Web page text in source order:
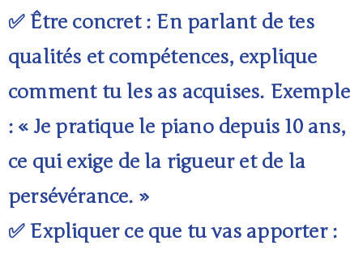
✅ Être concret : En parlant de tes
qualités et compétences, explique
comment tu les as acquises. Exemple
: « Je pratique le piano depuis 10 ans,
ce qui exige de la rigueur et de la
persévérance. »
✅ Expliquer ce que tu vas apporter :